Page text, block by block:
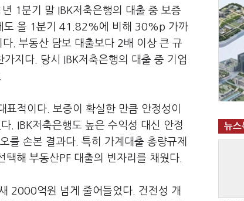
1분기 말 IBK저축은행의 대출 중 보증
도 올 1분기 41.82%에 비해 30%p 가까
. 부동산 담보 대출보다 2배 이상 큰 규
지다. 당시 IBK저축은행의 대출 중 기업
적이다. 보증이 확실한 만큼 안정성이
. IBK저축은행도 높은 수익성 대신 안정
를 손본 결과다. 특히 가계대출 총량규제
해 부동산PF 대출의 빈자리를 채웠다.
2000억원 넘게 줄어들었다. 건전성 개
뉴스